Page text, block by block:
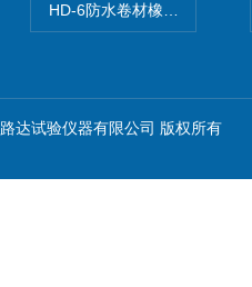
HD-6防水卷材橡胶测厚仪
达试验仪器有限公司 版权所有